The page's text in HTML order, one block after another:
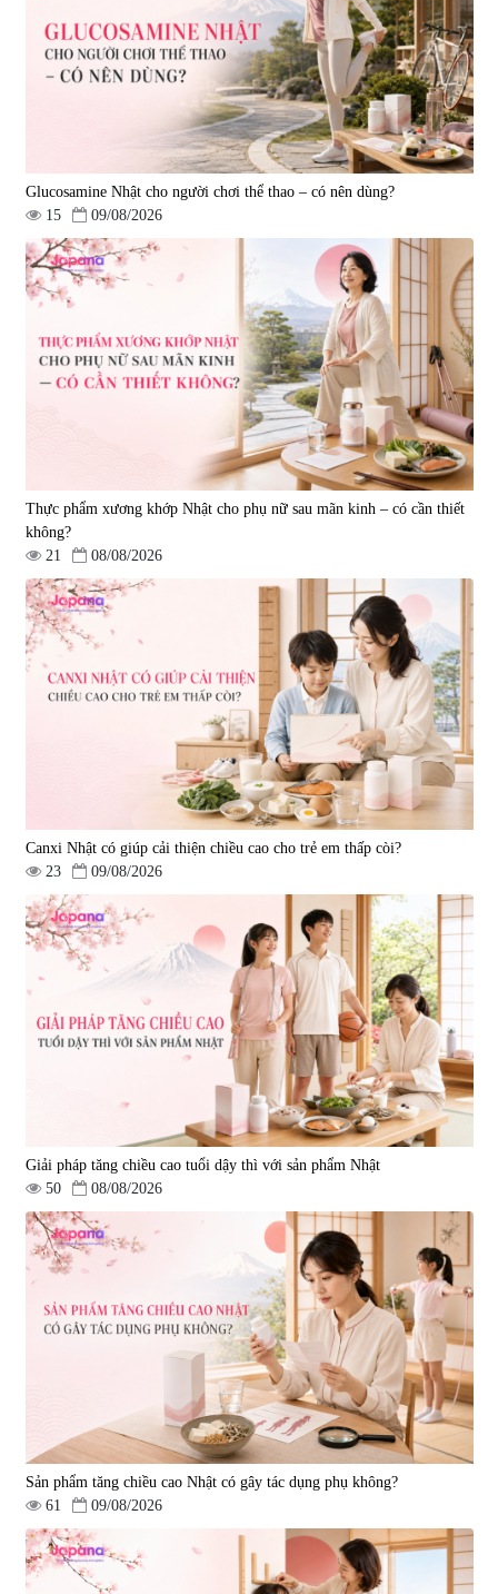
1.490.000 đ
& Nattokinase Hokoen 80 viên
|0
980.000 đ
Viên uống bổ gan Ribeto Shoji
Hepaclean 60 viên
690.000 đ
Viên uống hỗ trợ cải thiện thoát
vị đĩa đệm Kyoto Has 30 viên
| 14.560
1.600.000 đ
Viên uống hỗ trợ giấc ngủ Fujina
Sleepy Nhật Bản 80 viên
580.000 đ
điều trị đột quỵ Biken Kinase
Gold 60 viên
|0
1.570.000 đ
Glucosamine Nhật cho người chơi thể thao – có nên dùng?
15
09/08/2026
Thực phẩm xương khớp Nhật cho phụ nữ sau mãn kinh – có cần thiết
không?
21
08/08/2026
Canxi Nhật có giúp cải thiện chiều cao cho trẻ em thấp còi?
23
09/08/2026
Giải pháp tăng chiều cao tuổi dậy thì với sản phẩm Nhật
50
08/08/2026
Sản phẩm tăng chiều cao Nhật có gây tác dụng phụ không?
61
09/08/2026